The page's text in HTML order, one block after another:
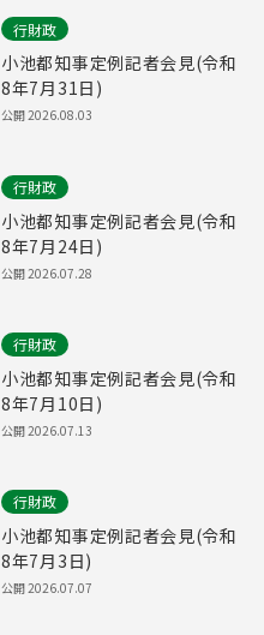
行財政
小池都知事定例記者会見(令和
8年7月31日)
公開2026.08.03
行財政
小池都知事定例記者会見(令和
8年7月24日)
公開2026.07.28
行財政
小池都知事定例記者会見(令和
8年7月10日)
公開2026.07.13
行財政
小池都知事定例記者会見(令和
8年7月3日)
公開2026.07.07